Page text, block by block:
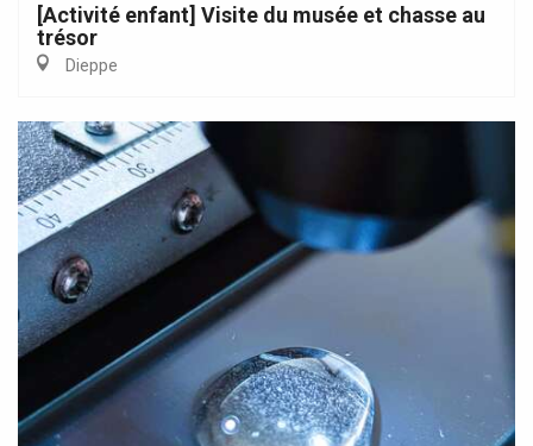
[Activité enfant] Visite du musée et chasse au
trésor
Dieppe